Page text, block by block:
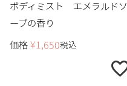
ボディミスト エメラルドソ
ープの香り
価格 ¥1,650税込